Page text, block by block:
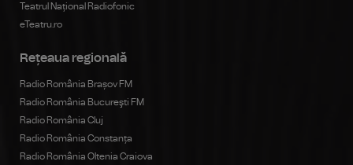
Teatrul Național Radiofonic
eTeatru.ro
Rețeaua regională
Radio România Brașov FM
Radio România Bucureşti FM
Radio România Cluj
Radio România Constanța
Radio România Oltenia Craiova